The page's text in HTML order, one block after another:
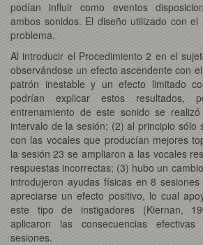
podían influir como eventos
ambos sonidos. El diseño utilizado con
problema.
Al introducir el Procedimiento 2 en el
observándose un efecto ascendente con
patrón inestable y un efecto limitado
podrían explicar estos resultados,
entrenamiento de este sonido se
intervalo de la sesión; (2) al principio sólo
con las vocales que producían mejores
la sesión 23 se ampliaron a las vocales
respuestas incorrectas; (3) hubo un
introdujeron ayudas físicas en 8
apreciarse un efecto positivo, lo cual
este tipo de instigadores (Kiernan,
aplicaron las consecuencias
sesiones.